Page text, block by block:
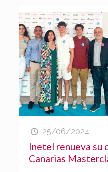
25/06/2024
Inetel renueva su
Canarias